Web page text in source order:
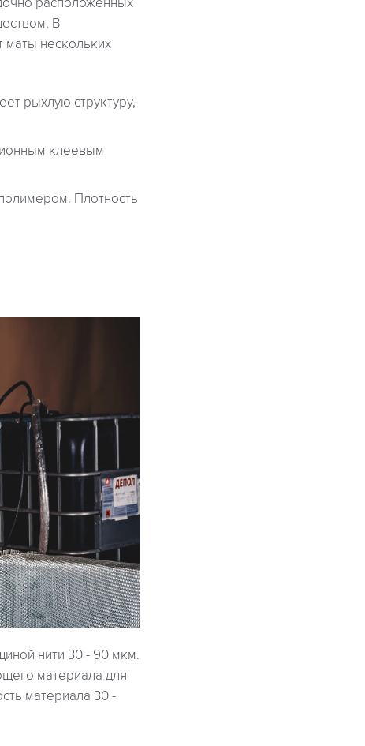
расположенных
В
маты нескольких
рыхлую структуру,
клеевым
Плотность
нити 30 - 90 мкм.
материала для
материала 30 -